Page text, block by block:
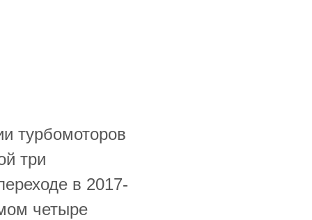
турбомоторов
три
в 2017-
четыре